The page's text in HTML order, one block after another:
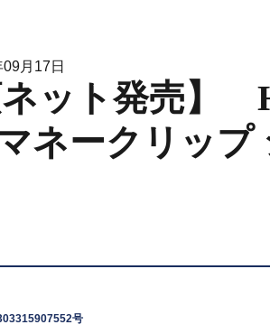
月17日
ネット発売】
ネークリップ
号